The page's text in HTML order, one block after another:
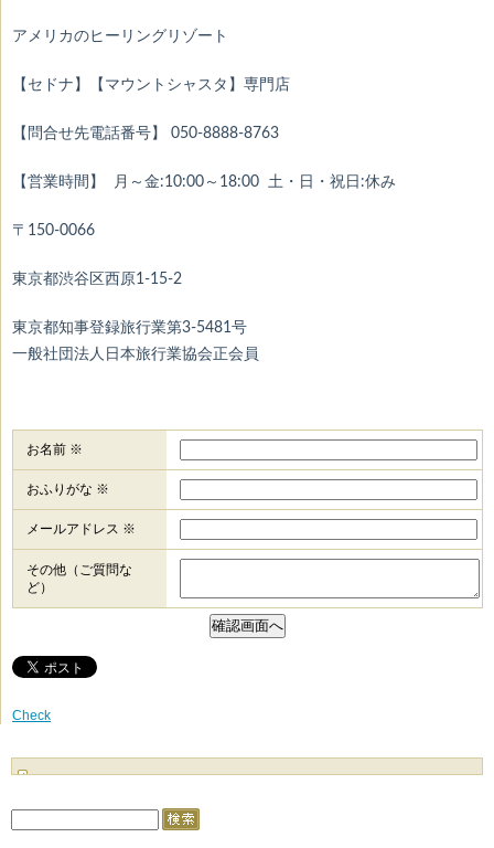
アメリカのヒーリングリゾート
【セドナ】【マウントシャスタ】専門店
【問合せ先電話番号】 050-8888-8763
【営業時間】 月～金:10:00～18:00 土・日・祝日:休み
〒150-0066
東京都渋谷区西原1-15-2
東京都知事登録旅行業第3-5481号
一般社団法人日本旅行業協会正会員
お名前 ※
おふりがな ※
メールアドレス ※
その他（ご質問な
ど）
Check